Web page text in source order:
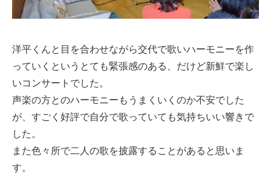
洋平くんと目を合わせながら交代で歌いハーモニーを作
っていくというとても緊張感のある、だけど新鮮で楽し
いコンサートでした。
声楽の方とのハーモニーもうまくいくのか不安でした
が、すごく好評で自分で歌っていても気持ちいい響きで
した。
また色々所で二人の歌を披露することがあると思いま
す。